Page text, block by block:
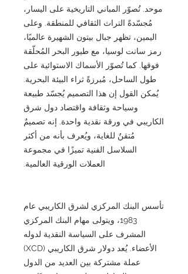
موحد. تُصوّر المباني التاريخية على اليسار،
مُجسّدةً التراث الثقافي للمنطقة. وعلى
اليمين، تظهر جبال بيتون الشهيرة عالميًا،
رمز سانت لوسيا، مع طيور البحر المُحلّقة
فوقها. كما تُصوّر الأسماك الاستوائية على
طول الساحل، مُبرزةً ثراء البيئة البحرية.
يُمكن القول إن هذا التصميم يُجسّد طبيعة
وسياحة وثقافة واقتصاد دول شرق
الكاريبي في ورقة نقدية واحدة. إنه تصميمٌ
مُتقنٌ للغاية، ويُعرف بأنه من أكثر
السلاسل الفنية تميزًا في مجموعة
العملات الورقية العالمية.
تأسس البنك المركزي لشرق الكاريبي عام
1983، ويتولى مهام البنك المركزي
المشرف على السياسة النقدية لدوله
الأعضاء. يُعد دولار شرق الكاريبي (XCD)
عملة مشتركة بين العديد من الدول